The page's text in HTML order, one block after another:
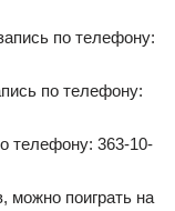
по телефону:
по телефону:
телефону: 363-10-
можно поиграть на